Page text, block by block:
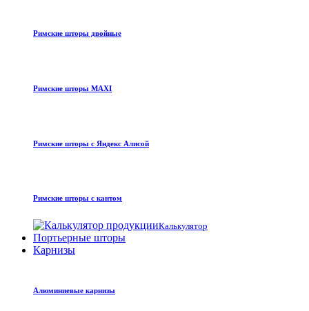
Римские шторы двойные
Римские шторы MAXI
Римские шторы с Яндекс Алисой
Римские шторы с кантом
Калькулятор
Портьерные шторы
Карнизы
Алюминиевые карнизы